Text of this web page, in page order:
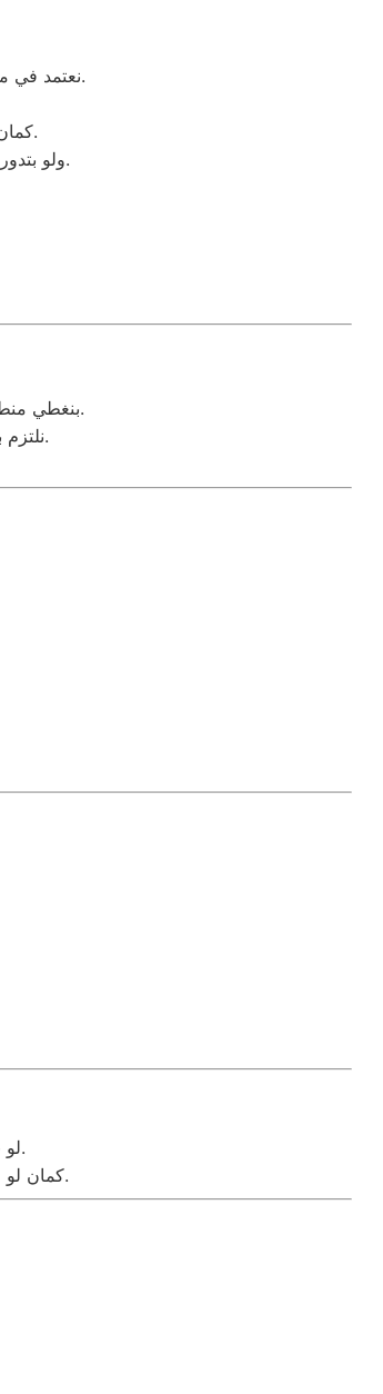
نعتمد في مركزنا على فريق فني مدرب على أعلى مستوى. بيتم استخدام أدوات كشف دقيقة وتقنيات متقدمة لفحص الغسالات.
كمان في حالات الأعطال المتكررة، بنوفر فحص شامل كامل للغسالة. ده بيساعدنا نحدد السبب الرئيسي للمشكلة.
ولووالتقييمات اللي حصلوا عليها.
بنغطي منطقة المعادي بالكامل، من زهراء المعادي لحد كورنيش النيل. الفنيين متاحين لخدمتك في أي وقت، حتى في العطلات.
نلتزم بالوصول في الوقت المحدد. كمان لو محتاج تستفسر أو تحجز موعد صيانة، فريق خدمة العملاء بيرد خلال دقائق.
لو حصلت مشكلة تاني بعد الصيانة، تقدر تتواصل معانا فورًا. بنوفر متابعة ما بعد الخدمة وضمان حقيقي مكتوب.
كمان لو عايز معلومات أكتر عن خدماتنا الأخرى، هتلاقي كل التفاصيل في صفحة خدماتنا وجميع أنواع الأجهزة اللي بنصلحها.